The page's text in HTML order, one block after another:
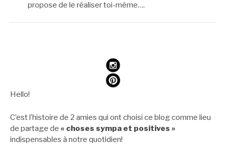
propose de le réaliser toi-même….
Hello!
C’est l’histoire de 2 amies qui ont choisi ce blog comme lieu
de partage de « choses sympa et positives »
indispensables à notre quotidien!